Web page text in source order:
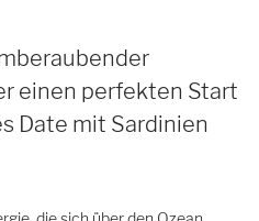
einen perfekten Start
Date mit Sardinien